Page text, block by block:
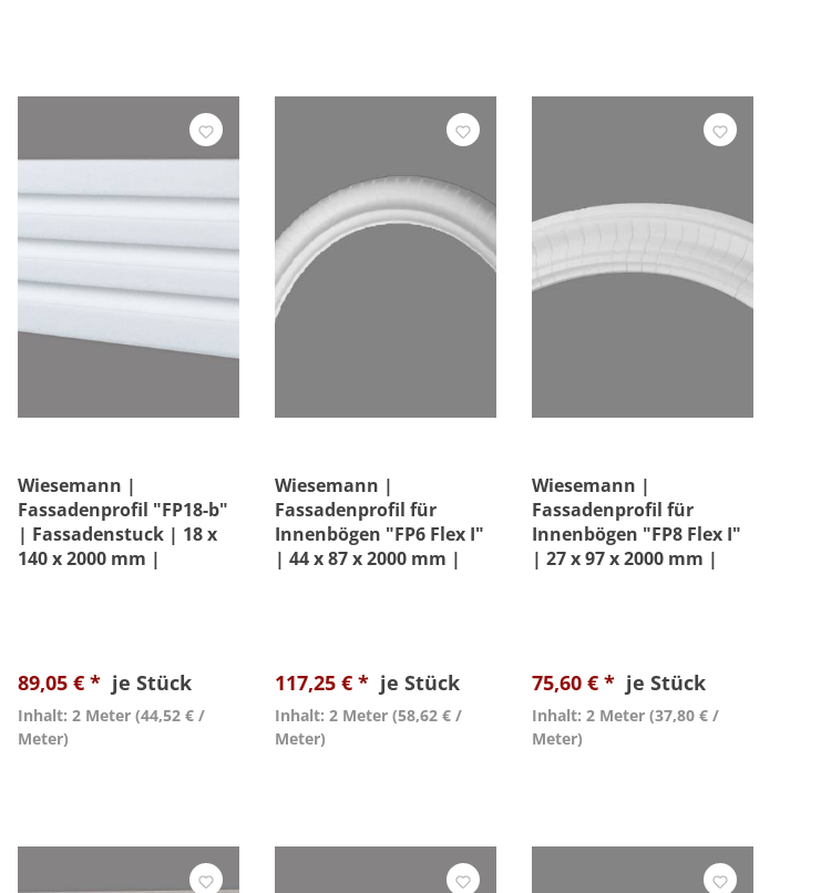
Wiesemann |
Fassadenprofil "FP18-b"
| Fassadenstuck | 18 x
140 x 2000 mm |
89,05 € * je Stück
Inhalt: 2 Meter (44,52 € /
Meter)
Wiesemann |
Fassadenprofil für
Innenbögen "FP6 Flex I"
| 44 x 87 x 2000 mm |
117,25 € * je Stück
Inhalt: 2 Meter (58,62 € /
Meter)
Wiesemann |
Fassadenprofil für
Innenbögen "FP8 Flex I"
| 27 x 97 x 2000 mm |
75,60 € * je Stück
Inhalt: 2 Meter (37,80 € /
Meter)